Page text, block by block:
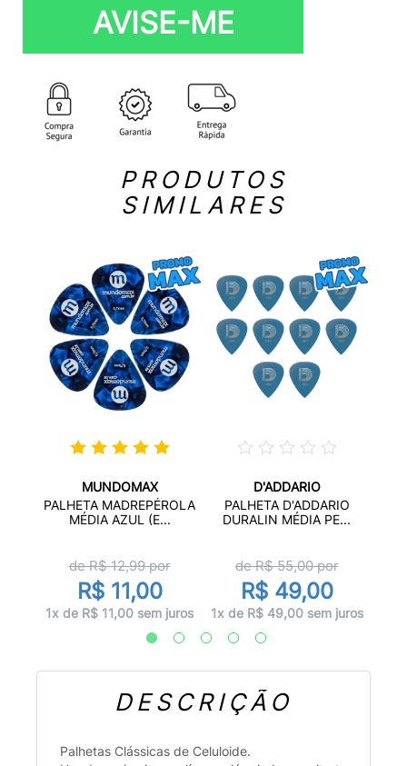
AVISE-ME
PRODUTOS
SIMILARES
MUNDOMAX
PALHETA MADREPÉROLA
MÉDIA AZUL (E...
de R$12,99por
R$ 11,00
1x de R$ 11,00 sem juros
D'ADDARIO
PALHETA D'ADDARIO
DURALIN MÉDIA PE...
de R$55,00por
R$ 49,00
1x de R$ 49,00 sem juros
DESCRIÇÃO
Palhetas Clássicas de Celuloide.